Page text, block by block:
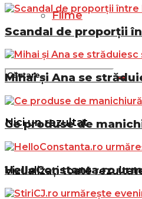
Filme
Nici un rezultat
Vizualizați toate
Scandal de proporții
Mihai și Ana se
Ce produse de
HelloConstanta.ro